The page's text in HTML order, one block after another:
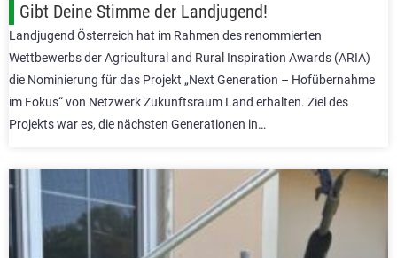
Gibt Deine Stimme der Landjugend!
Landjugend Österreich hat im Rahmen des renommierten
Wettbewerbs der Agricultural and Rural Inspiration Awards (ARIA)
die Nominierung für das Projekt „Next Generation – Hofübernahme
im Fokus“ von Netzwerk Zukunftsraum Land erhalten. Ziel des
Projekts war es, die nächsten Generationen in…